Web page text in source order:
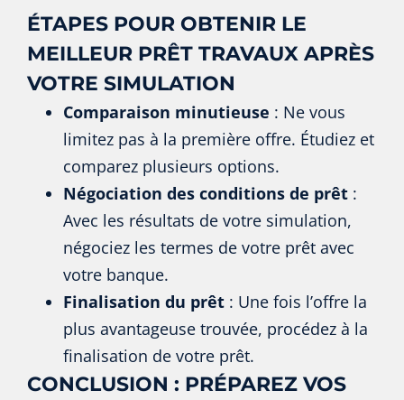
ÉTAPES POUR OBTENIR LE
MEILLEUR PRÊT TRAVAUX APRÈS
VOTRE SIMULATION
Comparaison minutieuse : Ne vous
limitez pas à la première offre. Étudiez et
comparez plusieurs options.
Négociation des conditions de prêt :
Avec les résultats de votre simulation,
négociez les termes de votre prêt avec
votre banque.
Finalisation du prêt : Une fois l’offre la
plus avantageuse trouvée, procédez à la
finalisation de votre prêt.
CONCLUSION : PRÉPAREZ VOS